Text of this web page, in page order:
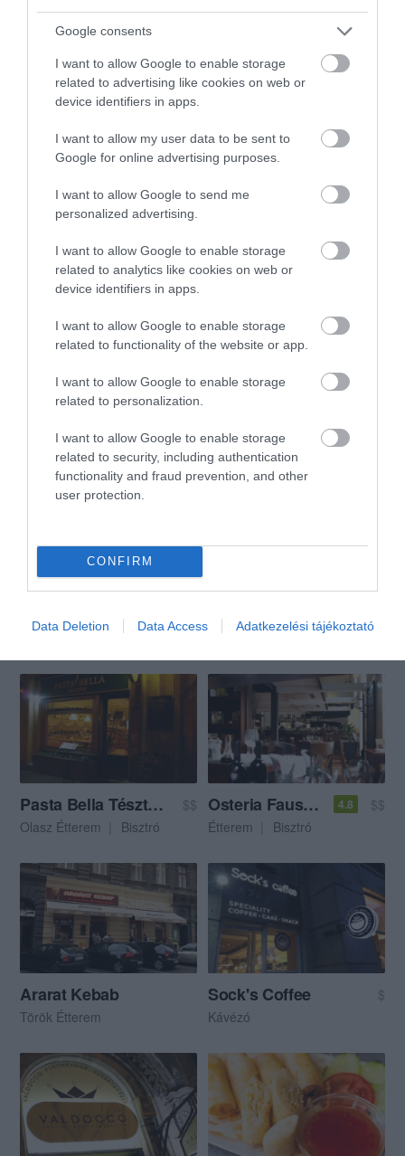
Google consents
I want to allow Google to enable storage
related to advertising like cookies on web or
device identifiers in apps.
I want to allow my user data to be sent to
Google for online advertising purposes.
I want to allow Google to send me
personalized advertising.
I want to allow Google to enable storage
related to analytics like cookies on web or
device identifiers in apps.
I want to allow Google to enable storage
related to functionality of the website or app.
I want to allow Google to enable storage
related to personalization.
I want to allow Google to enable storage
related to security, including authentication
functionality and fraud prevention, and other
user protection.
CONFIRM
Data Deletion Data Access Adatkezelési tájékoztató
Sörkert
Szórakozóhely
Étterem
Kávézó Bár
Kocsma
Kocsma
Sörkert
Den Haag Pizzéria 3.0
Pizzéria
Kamara Kávézó Haverok Cafe
Kávézó
Pasta Bella Tésztabár
$$
Olasz Étterem
Bisztró
Osteria Fausto's 4.8
$$
Étterem
Bisztró
Ararat Kebab
Török Étterem
Sock's Coffee
$
Kávézó